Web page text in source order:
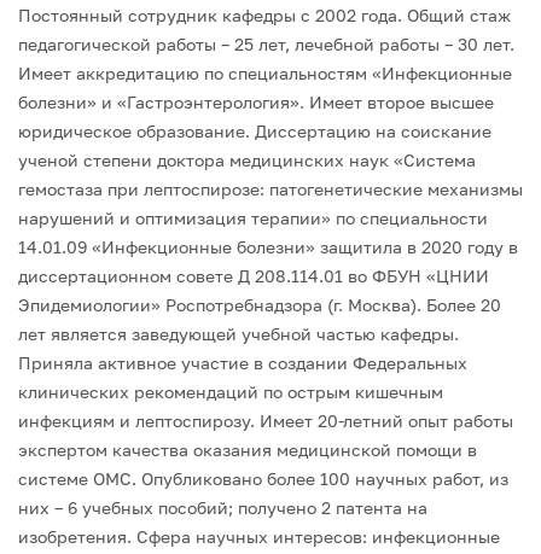
Постоянный сотрудник кафедры с 2002 года. Общий стаж
педагогической работы – 25 лет, лечебной работы – 30 лет.
Имеет аккредитацию по специальностям «Инфекционные
болезни» и «Гастроэнтерология». Имеет второе высшее
юридическое образование. Диссертацию на соискание
ученой степени доктора медицинских наук «Система
гемостаза при лептоспирозе: патогенетические механизмы
нарушений и оптимизация терапии» по специальности
14.01.09 «Инфекционные болезни» защитила в 2020 году в
диссертационном совете Д 208.114.01 во ФБУН «ЦНИИ
Эпидемиологии» Роспотребнадзора (г. Москва). Более 20
лет является заведующей учебной частью кафедры.
Приняла активное участие в создании Федеральных
клинических рекомендаций по острым кишечным
инфекциям и лептоспирозу. Имеет 20-летний опыт работы
экспертом качества оказания медицинской помощи в
системе ОМС. Опубликовано более 100 научных работ, из
них – 6 учебных пособий; получено 2 патента на
изобретения. Сфера научных интересов: инфекционные